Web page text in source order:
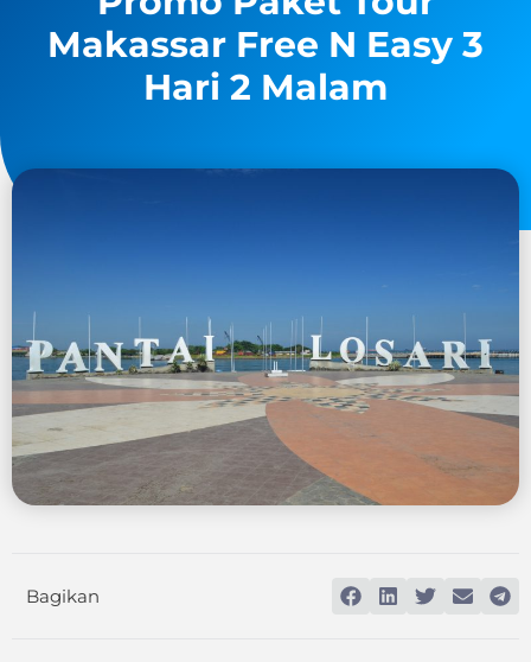
Makassar Free N Easy 3
Hari 2 Malam
Bagikan